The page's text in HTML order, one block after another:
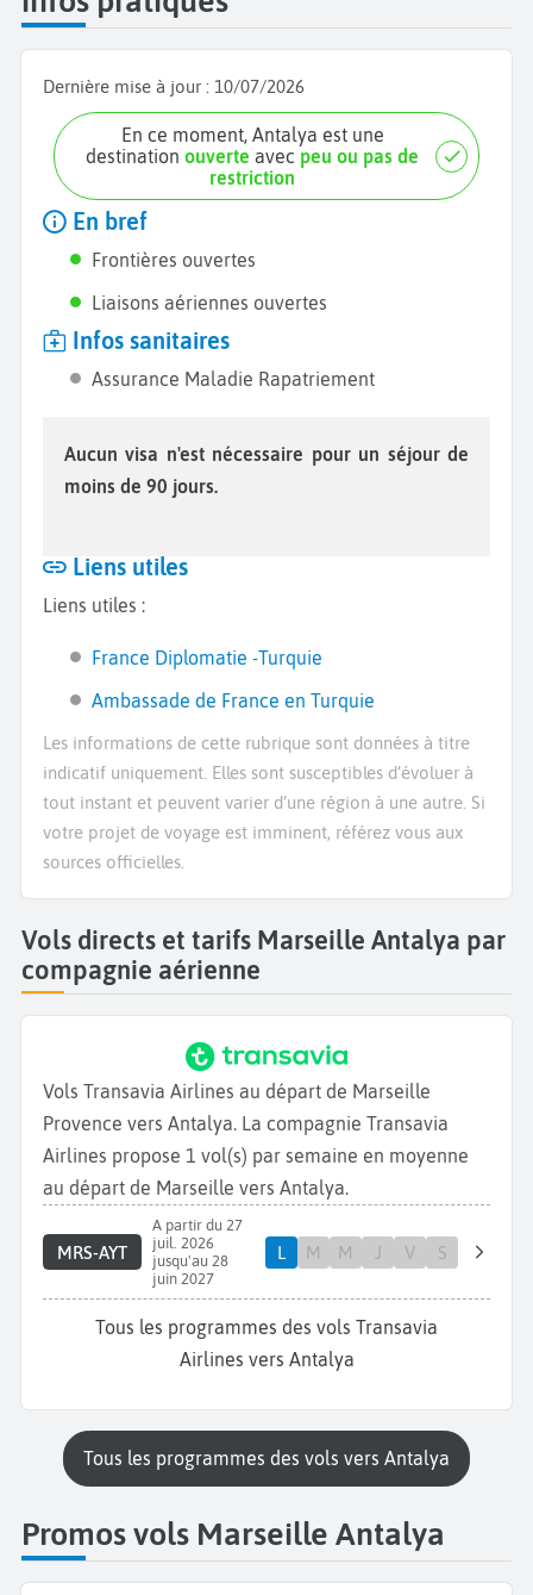
Dernière mise à jour : 10/07/2026
En ce moment, Antalya est une
destinationouverte avec peu ou pas de
restriction
En bref
Frontières ouvertes
Liaisons aériennes ouvertes
Infos sanitaires
Assurance Maladie Rapatriement
Aucun visa n'est nécessaire pour un séjour de
moins de 90 jours.
Liens utiles
Liens utiles :
France Diplomatie -Turquie
Ambassade de France en Turquie
Les informations de cette rubrique sont données à titre
indicatif uniquement. Elles sont susceptibles d’évoluer à
tout instant et peuvent varier d’une région à une autre. Si
votre projet de voyage est imminent, référez vous aux
sources officielles.
Vols directs et tarifs Marseille Antalya par
compagnie aérienne
Vols Transavia Airlines au départ de Marseille
Provence vers Antalya. La compagnie Transavia
Airlines propose 1 vol(s) par semaine en moyenne
au départ de Marseille vers Antalya.
MRS-AYT
A partir du 27
juil. 2026
jusqu'au 28
juin 2027
L M M J V S
Tous les programmes des vols Transavia
Airlines vers Antalya
Tous les programmes des vols vers Antalya
Promos vols Marseille Antalya